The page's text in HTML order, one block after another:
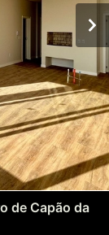
de Capão da